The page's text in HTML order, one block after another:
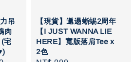
吊
肉
宅
【現貨】邋遢蜥蜴2周年
【I JUST WANNA LIE
HERE】寬版落肩Tee x
2色